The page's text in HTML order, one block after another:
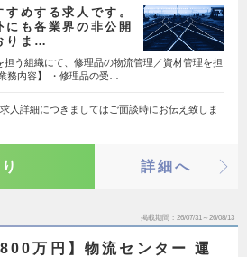
めする求人です。
も各業界の非公開
りま…
う組織にて、修理品の物流管理／資材管理を担
務内容】 ・修理品の受…
人詳細につきましてはご面談時にお伝え致しま
詳細へ
掲載期間 26/07/31～26/08/13
万円】物流センター 運